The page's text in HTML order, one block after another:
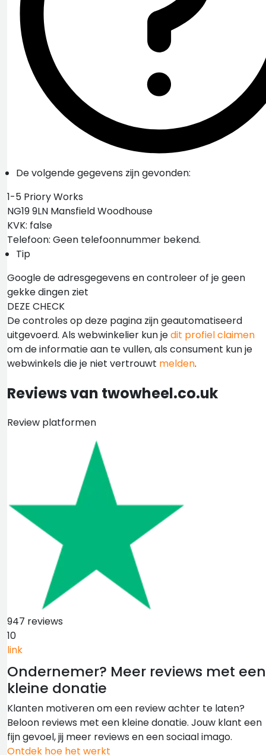
De volgende gegevens zijn gevonden:
1-5 Priory Works
NG19 9LN Mansfield Woodhouse
KVK: false
Telefoon: Geen telefoonnummer bekend.
Tip
Google de adresgegevens en controleer of je geen
gekke dingen ziet
DEZE CHECK
De controles op deze pagina zijn geautomatiseerd
uitgevoerd. Als webwinkelier kun jedit profiel claimen
om de informatie aan te vullen, als consument kun je
webwinkels die je niet vertrouwt melden.
Reviews van twowheel.co.uk
Review platformen
947 reviews
10
link
Ondernemer? Meer reviews met een
kleine donatie
Klanten motiveren om een review achter te laten?
Beloon reviews met een kleine donatie. Jouw klant een
fijn gevoel, jij meer reviews en een sociaal imago.
Ontdek hoe het werkt